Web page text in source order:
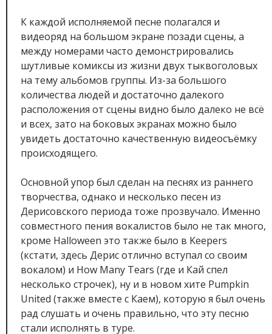
К каждой исполняемой песне полагался и
видеоряд на большом экране позади сцены, а
между номерами часто демонстрировались
шутливые комиксы из жизни двух тыквоголовых
на тему альбомов группы. Из-за большого
количества людей и достаточно далекого
расположения от сцены видно было далеко не всё
и всех, зато на боковых экранах можно было
увидеть достаточно качественную видеосъёмку
происходящего.
Основной упор был сделан на песнях из раннего
творчества, однако и несколько песен из
Дерисовского периода тоже прозвучало. Именно
совместного пения вокалистов было не так много,
кроме Halloween это также было в Keepers
(кстати, здесь Дерис отлично вступал со своим
вокалом) и How Many Tears (где и Кай спел
несколько строчек), ну и в новом хите Pumpkin
United (также вместе с Каем), которую я был очень
рад слушать и очень правильно, что эту песню
стали исполнять в туре.